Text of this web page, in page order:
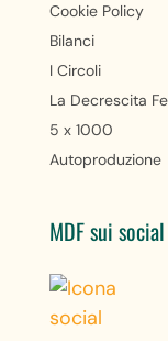
Cookie Policy
Bilanci
I Circoli
La Decrescita
5 x 1000
Autoproduzione
MDF sui social